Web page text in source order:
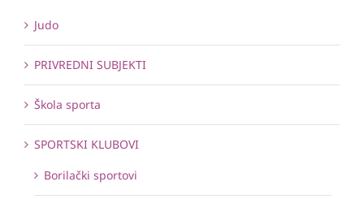
Judo
PRIVREDNI SUBJEKTI
Škola sporta
SPORTSKI KLUBOVI
Borilački sportovi